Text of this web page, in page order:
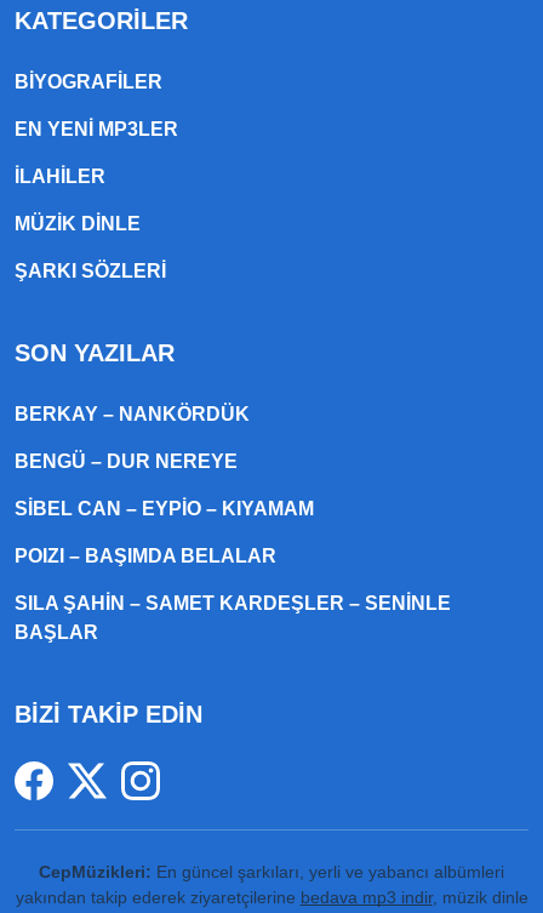
KATEGORILER
BIYOGRAFILER
EN YENI MP3LER
ILAHILER
MÜZIK DINLE
ŞARKI SÖZLERI
SON YAZILAR
BERKAY – NANKÖRDÜK
BENGÜ – DUR NEREYE
SIBEL CAN – EYPIO – KIYAMAM
POIZI – BAŞIMDA BELALAR
SILA ŞAHIN – SAMET KARDEŞLER – SENINLE
BAŞLAR
BİZİ TAKİP EDİN
CepMüzikleri: En güncel şarkıları, yerli ve yabancı albümleri
yakından takip ederek ziyaretçilerine bedava mp3 indir, müzik dinle